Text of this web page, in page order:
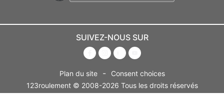
SUIVEZ-NOUS SUR
Plan du site -
Consent choices
123roulement © 2008-2026 Tous les droits réservés